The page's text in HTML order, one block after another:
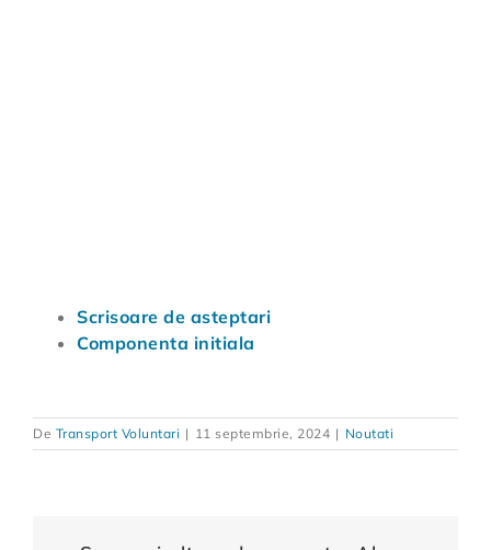
Scrisoare de asteptari
Componenta initiala
De Transport Voluntari | 11 septembrie, 2024 | Noutati